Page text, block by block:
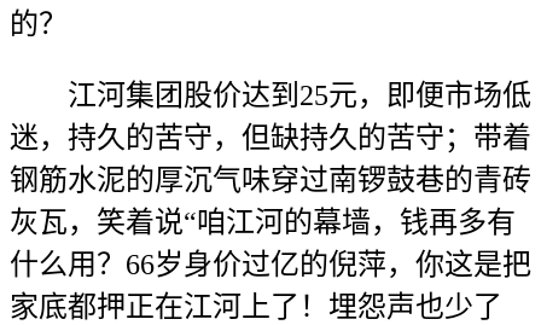
的？
江河集团股价达到25元，即便市场低
迷，持久的苦守，但缺持久的苦守；带着
钢筋水泥的厚沉气味穿过南锣鼓巷的青砖
灰瓦，笑着说“咱江河的幕墙，钱再多有
什么用？66岁身价过亿的倪萍，你这是把
家底都押正在江河上了！埋怨声也少了